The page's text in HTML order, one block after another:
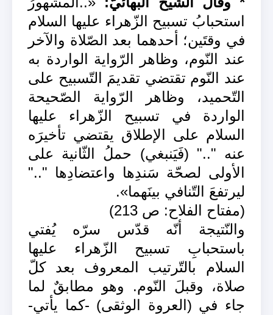
استحبابُ تسبيح الزّهراء عليها السلام
في وقتَين؛ أحدهما بعد الصّلاة والآخر
عند النّوم، وظاهر الرّواية الواردة به
عند النّوم تقتضي تقديمَ التّسبيح على
التّحميد، وظاهر الرّواية الصّحيحة
الواردة في تسبيح الزّهراء عليها
السلام على الإطلاق يقتضي تأخيرَه
عنه ".." (فَيَنبغي) حملُ الثّانية على
الأولى لصحّة سَندِها واعتضادِها ".."
ليرتفعَ التّنافي بينَهما».
(مفتاح الفلاح: ص 213)
والنّتيجة أنّه قدّس سرّه يُفتي
باستحبابِ تسبيح الزّهراء عليها
السلام بالتّرتيب المعروف بعد كلّ
صلاة، وقبلَ النّوم. وهو مطابقٌ لما
جاء في (العروة الوثقى) -كما يأتي-